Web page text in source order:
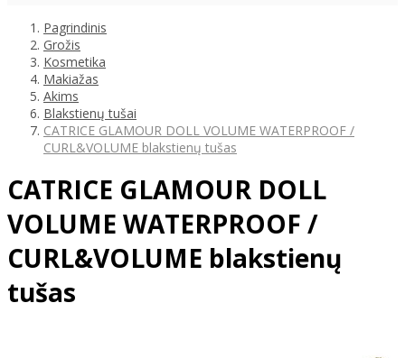
Pagrindinis
Grožis
Kosmetika
Makiažas
Akims
Blakstienų tušai
CATRICE GLAMOUR DOLL VOLUME WATERPROOF /
CURL&VOLUME blakstienų tušas
CATRICE GLAMOUR DOLL
VOLUME WATERPROOF /
CURL&VOLUME blakstienų
tušas